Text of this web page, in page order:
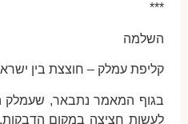
***
השלמה
קליפת עמלק – חוצצת בין
בגוף המאמר נתבאר, שעמלק
לעשות חציצה במקום